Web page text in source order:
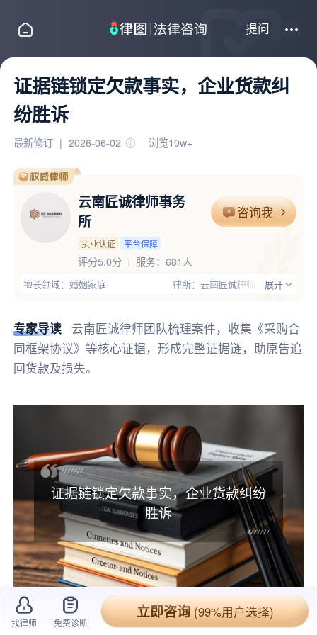
提问
证据链锁定欠款事实，企业货款纠
纷胜诉
最新修订 | 2026-06-02 浏览10w+
云南匠诚律师事务
所
执业认证 平台保障
咨询我
评分5.0分 服务： 681人
擅长领域：婚姻家庭
律所：云南匠诚律师事务所
展开
专家导读
云南匠诚律师团队梳理案件，收集《采购合
同框架协议》等核心证据，形成完整证据链，助原告追
回货款及损失。
证据链锁定欠款事实，企业货款纠纷
胜诉
昆明某气体产品企业（原告某甲公司）与玉
找律师 免费诊断
立即咨询(99%用户选择)